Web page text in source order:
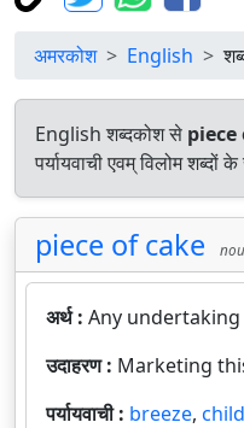
अमरकोश English
English शब्दकोश से piece
पर्यायवाची एवम् विलोम शब्दों
piece of cake
अर्थ : Any
उदाहरण : Marketing
पर्यायवाची : breeze,